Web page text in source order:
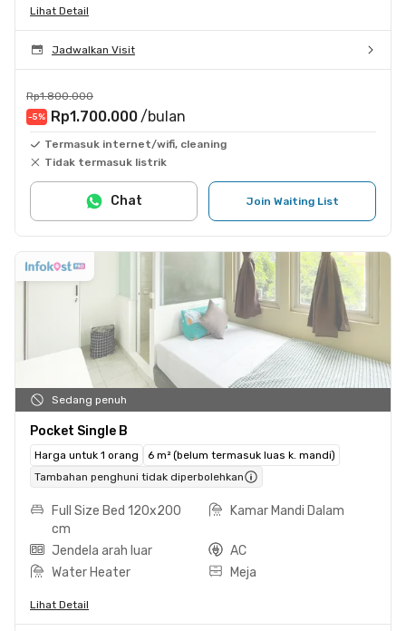
Lihat Detail
Jadwalkan Visit
Rp1.800.000
-5% Rp1.700.000 /bulan
Termasuk internet/wifi, cleaning
Tidak termasuk listrik
Join Waiting List
Chat
Sedang penuh
Pocket Single B
Harga untuk 1 orang
6 m² (belum termasuk luas k. mandi)
Tambahan penghuni tidak diperbolehkan
Full Size Bed 120x200
cm
Kamar Mandi Dalam
Jendela arah luar
AC
Water Heater
Meja
Lihat Detail